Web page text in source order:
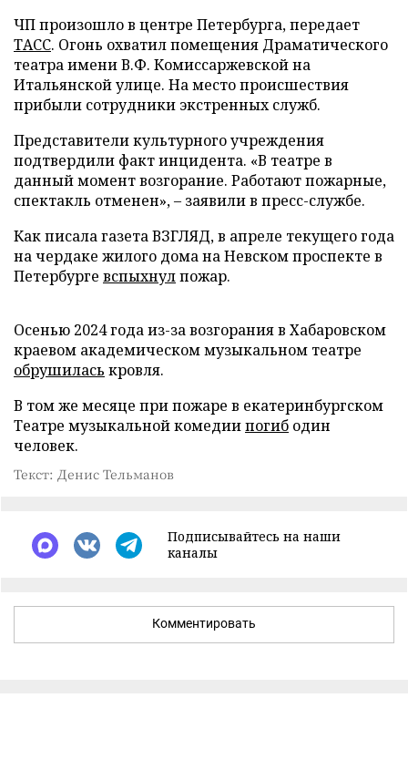
ЧП произошло в центре Петербурга, передает
ТАСС. Огонь охватил помещения Драматического
театра имени В.Ф. Комиссаржевской на
Итальянской улице. На место происшествия
прибыли сотрудники экстренных служб.
Представители культурного учреждения
подтвердили факт инцидента. «В театре в
данный момент возгорание. Работают пожарные,
спектакль отменен», – заявили в пресс-службе.
Как писала газета ВЗГЛЯД, в апреле текущего года
на чердаке жилого дома на Невском проспекте в
Петербурге вспыхнулпожар.
Осенью 2024 года из-за возгорания в Хабаровском
краевом академическом музыкальном театре
обрушилась кровля.
В том же месяце при пожаре в екатеринбургском
Театре музыкальной комедиипогиб один
человек.
Текст: Денис Тельманов
Подписывайтесь на наши
каналы
Комментировать